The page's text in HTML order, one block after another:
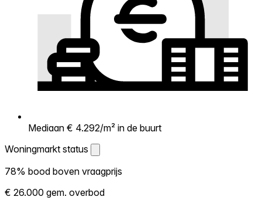
Mediaan € 4.292/m² in de buurt
Woningmarkt status
Woningmarkt status
Laat zien hoe competitief de markt hier is.
78% bood boven vraagprijs
€ 26.000 gem. overbod